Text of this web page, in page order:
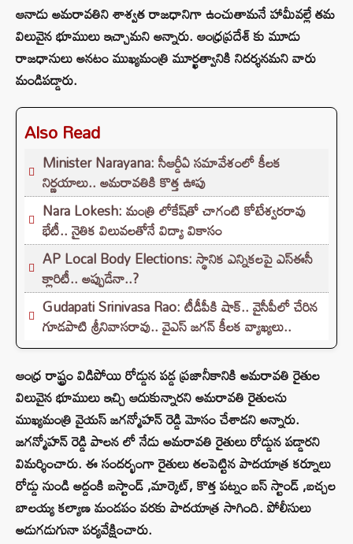
ఆనాడు అమరావతిని శాశ్వత రాజధానిగా ఉంచుతామనే హామీవల్లే తమ
విలువైన భూములు ఇచ్చామని అన్నారు. ఆంధ్రప్రదేశ్ కు మూడు
రాజధానులు అనటం ముఖ్యమంత్రి మూర్ఖత్వానికి నిదర్శనమని వారు
మండిపడ్డారు.
Also Read
Minister Narayana: సీఆర్డీఏ సమావేశంలో కీలక
నిర్ణయాలు.. అమరావతికి కొత్త ఊపు
Nara Lokesh: మంత్రి లోకేష్‌తో చాగంటి కోటేశ్వరరావు
భేటీ.. నైతిక విలువలతోనే విద్యా వికాసం
AP Local Body Elections: స్థానిక ఎన్నికలపై ఎస్ఈసీ
క్లారిటీ.. అప్పుడేనా..?
Gudapati Srinivasa Rao: టీడీపీకి షాక్‌.. వైసీపీలో చేరిన
గూడపాటి శ్రీనివాసరావు.. వైఎస్‌ జగన్‌ కీలక వ్యాఖ్యలు..
ఆంధ్ర రాష్ట్రం విడిపోయి రోడ్డున పడ్డ ప్రజానీకానికి అమరావతి రైతుల
విలువైన భూములు ఇచ్చి ఆదుకున్నారని అమరావతి రైతులను
ముఖ్యమంత్రి వైయస్ జగన్మోహన్ రెడ్డి మోసం చేశాడని అన్నారు.
జగన్మోహన్ రెడ్డి పాలన లో నేడు అమరావతి రైతులు రోడ్డున పడ్డారని
విమర్శించారు. ఈ సందర్భంగా రైతులు తలపెట్టిన పాదయాత్ర కర్నూలు
రోడ్డు నుండి అద్దంకి బస్టాండ్ ,మార్కెట్, కొత్త పట్నం బస్ స్టాండ్ ,బచ్చల
బాలయ్య కల్యాణ మండపం వరకు పాదయాత్ర సాగింది. పోలీసులు
అడుగడుగునా పర్యవేక్షించారు.